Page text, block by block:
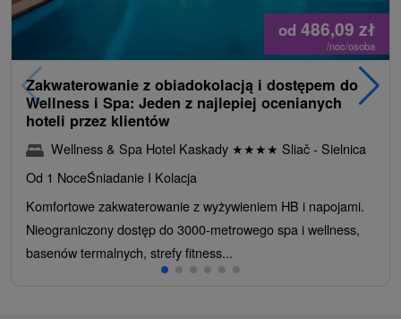
od 486,09 zł
/noc/osoba
Zakwaterowanie z obiadokolacją i dostępem do
Wellness i Spa: Jeden z najlepiej ocenianych
hoteli przez klientów
Wellness & Spa Hotel Kaskady ★★★★ Sliač - Sielnica
Od 1 NoceŚniadanie I Kolacja
Komfortowe zakwaterowanie z wyżywieniem HB i napojami.
Nieograniczony dostęp do 3000-metrowego spa i wellness,
basenów termalnych, strefy fitness...